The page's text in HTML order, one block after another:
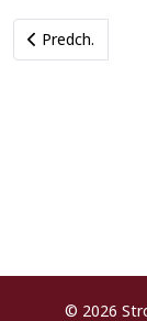
Previous
Predch.
© 2026